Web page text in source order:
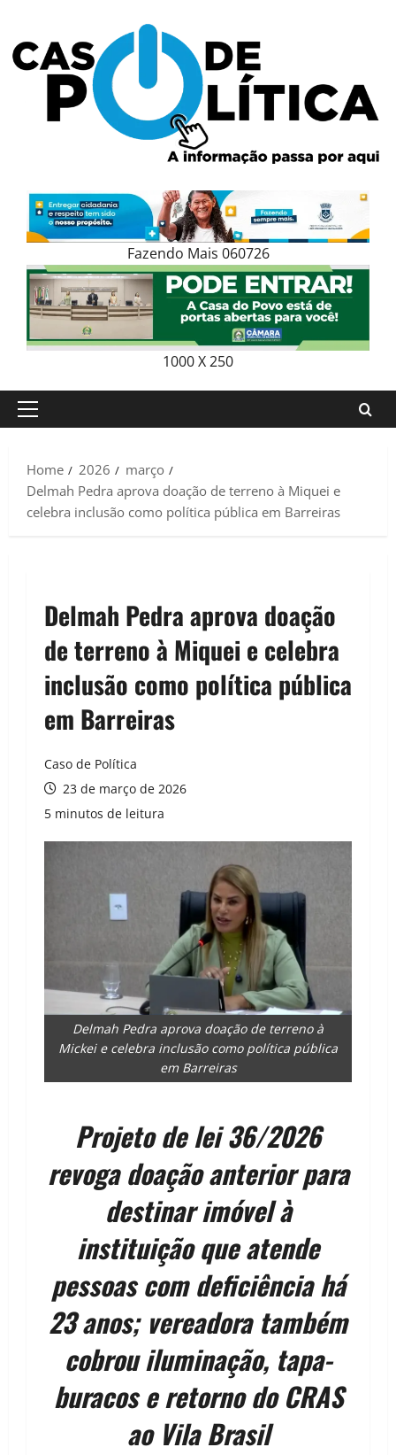
content
Fazendo Mais 060726
1000 X 250
Primary
Home
2026
março
Delmah Pedra aprova doação de terreno à Miquei e
celebra inclusão como política pública em Barreiras
Delmah Pedra aprova doação
de terreno à Miquei e celebra
inclusão como política pública
em Barreiras
Caso de Política
23 de março de 2026
5 minutos de leitura
Delmah Pedra aprova doação de terreno à
Mickei e celebra inclusão como política pública
em Barreiras
Projeto de lei 36/2026
revoga doação anterior para
destinar imóvel à
instituição que atende
pessoas com deficiência há
23 anos; vereadora também
cobrou iluminação, tapa-
buracos e retorno do CRAS
ao Vila Brasil